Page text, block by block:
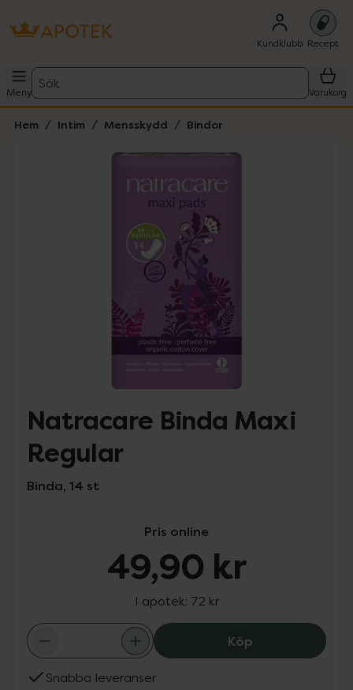
Kundklubb Recept
Meny
Sök
Varukorg
Hem Intim Mensskydd Bindor
Lista: . Innehåller 1 objekt.
Natracare Binda Maxi
Regular
Binda, 14 st
Pris online
49,90 kr
I apotek: 72 kr
KöpNatracare
Snabba leveranser